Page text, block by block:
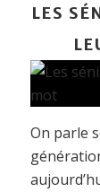
LES
On parle